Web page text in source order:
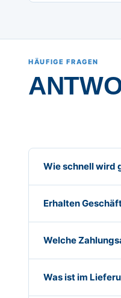
HÄUFIGE FRAGEN
Wie schnell wird
Erhalten
Welche
Was ist im